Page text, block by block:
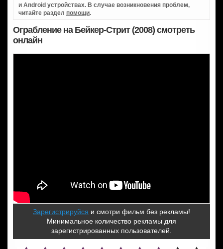
и Android устройствах. В случае возникновения проблем,
читайте раздел помощи.
Ограбление на Бейкер-Стрит (2008) смотреть
онлайн
Зарегистрируйся и смотри фильм без рекламы!
Минимальное количество рекламы для
зарегистрированных пользователей.